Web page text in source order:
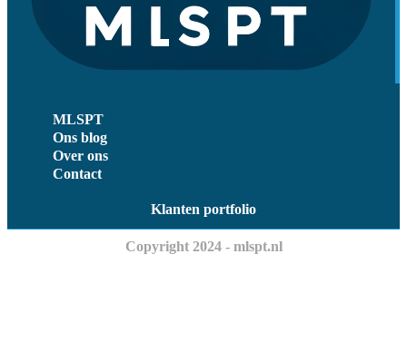
MLSPT
Ons blog
Over ons
Contact
Klanten portfolio
Copyright 2024 - mlspt.nl